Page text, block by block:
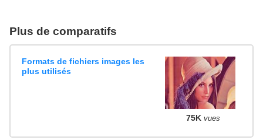
Plus de comparatifs
Formats de fichiers images les
plus utilisés
75K vues